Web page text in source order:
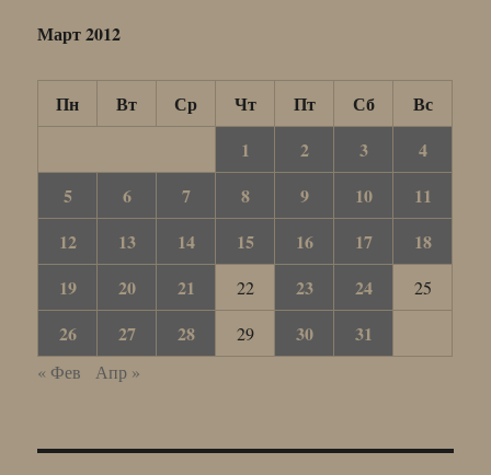
Март 2012
Пн Вт Ср Чт Пт Сб
Вс
1
2 3
4
5
6 7 8 9 10
11
12
13 14 15 16 17
18
19
20 21 22 23 24 25
26 27 28 29 30 31
« Фев Апр »